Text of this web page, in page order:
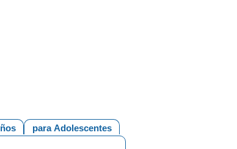
para Adolescentes